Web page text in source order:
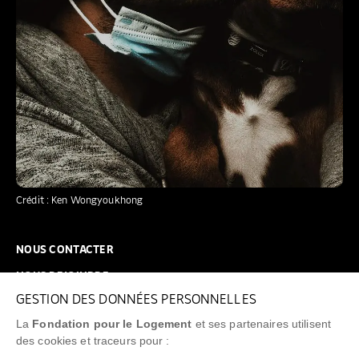
GESTION DES DONNÉES PERSONNELLES
La Fondation pour le Logement et ses partenaires utilisent
des cookies et traceurs pour :
Crédit : Ken Wongyoukhong
NOUS CONTACTER
FAQ
NEWSLETTER